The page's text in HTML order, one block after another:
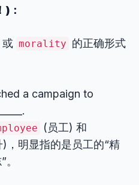
：
或 morality 的正确形式
a campaign to
(员工) 和
)，明显指的是员工的“精